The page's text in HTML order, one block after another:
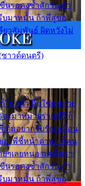
นรอคงช้ำสักวัน ถ้า
บมาหมั้น ถ้าพี่สู่ขอ
ยวสัมพันธ์ ผิดหวังไม่
าวด์ดนตรี)
ไม่กล้า ติ๋มใช่คนสวย
จะมาหมายร่วมชีวี ก็
ติ๋มอยากรับรักเหมือน
องพี่ชี้หน้าด่าทอ ก็คน
ๆเลยหนอ แค่ตัวเรา
นรอคงช้ำสักวัน ถ้า
บมาหมั้น ถ้าพี่สู่ขอ